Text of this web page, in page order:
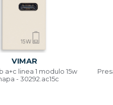
VIMAR
a+c linea 1 modulo 15w
- 30292.ac15c